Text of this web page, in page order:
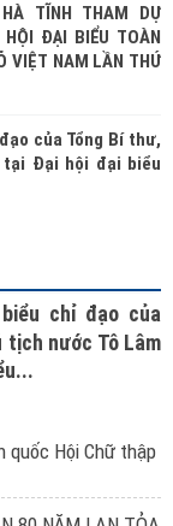
TĨNH THAM DỰ
ĐẠI BIỂU TOÀN
VIỆT NAM LẦN THỨ
của Tổng Bí thư,
tại Đại hội đại biểu
chỉ đạo của
tịch nước Tô Lâm
Hội Chữ thập